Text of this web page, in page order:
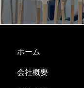
ホーム
会社概要